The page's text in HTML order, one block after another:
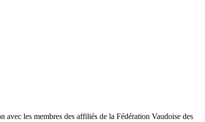
les membres des affiliés de la Fédération Vaudoise des